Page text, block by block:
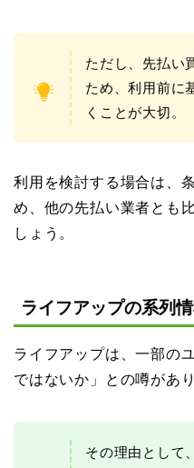
ただし、先払い
ため、利用前に
くことが大切。
利用を検討する場合は、
め、他の先払い業者とも
しょう。
ライフアップの系列
ライフアップは、一部の
ではないか」との噂があり
その理由として